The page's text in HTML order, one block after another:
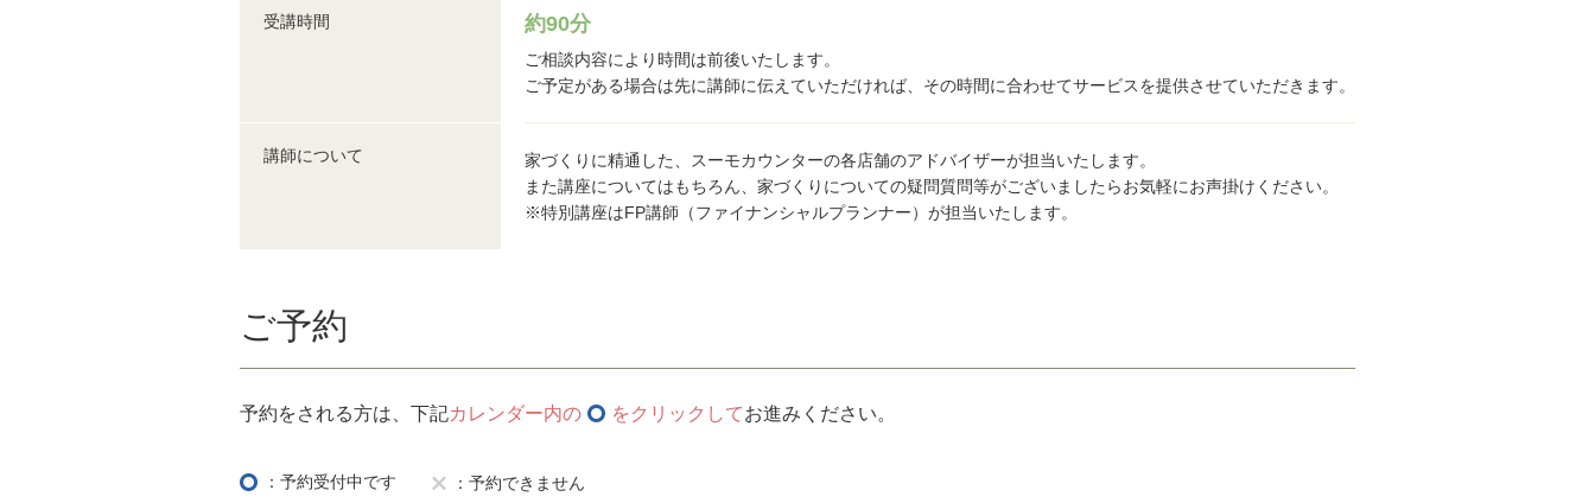
受講時間 約90分
ご相談内容により時間は前後いたします。
ご予定がある場合は先に講師に伝えていただければ、その時間に合わせてサービスを提供させていただきます。
講師について
家づくりに精通した、スーモカウンターの各店舗のアドバイザーが担当いたします。
また講座についてはもちろん、家づくりについての疑問質問等がございましたらお気軽にお声掛けください。
※特別講座はFP講師（ファイナンシャルプランナー）が担当いたします。
ご予約
予約をされる方は、下記カレンダー内の をクリックしてお進みください。
：予約受付中です
：予約できません